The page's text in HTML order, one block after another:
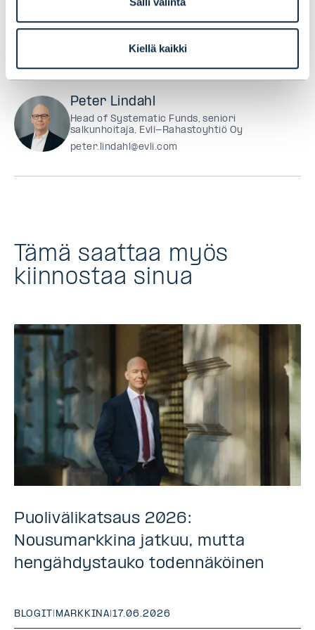
Kiellä kaikki
Peter Lindahl,
Peter Lindahl
Head of Systematic Funds, seniori
salkunhoitaja, Evli-Rahastoyhtiö Oy
peter.lindahl@evli.com
Tämä saattaa myös
kiinnostaa sinua
Puolivälikatsaus 2026:
Nousumarkkina jatkuu, mutta
hengähdystauko todennäköinen
BLOGIT MARKKINA |17.06.2026